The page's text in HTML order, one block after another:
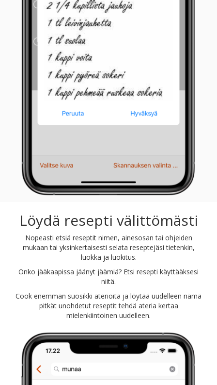
Löydä resepti välittömästi
Nopeasti etsiä reseptit nimen, ainesosan tai ohjeiden
mukaan tai yksinkertaisesti selata reseptejäsi tietenkin,
luokka ja luokitus.
Onko jääkaapissa jäänyt jäämiä? Etsi resepti käyttääksesi
niitä.
Cook enemmän suosikki aterioita ja löytää uudelleen nämä
pitkät unohdetut reseptit tehdä ateria kertaa
mielenkiintoinen uudelleen.